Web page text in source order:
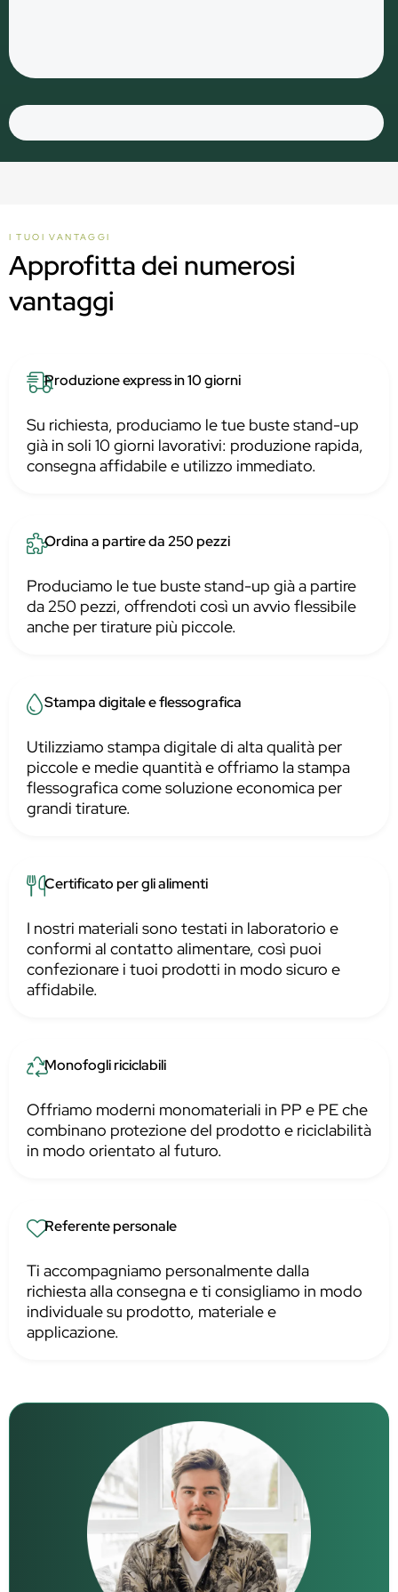
I TUOI VANTAGGI
Approfitta dei numerosi
vantaggi
Produzione express in 10 giorni
Su richiesta, produciamo le tue buste stand-up
già in soli 10 giorni lavorativi: produzione rapida,
consegna affidabile e utilizzo immediato.
Ordina a partire da 250 pezzi
Produciamo le tue buste stand-up già a partire
da 250 pezzi, offrendoti così un avvio flessibile
anche per tirature più piccole.
Stampa digitale e flessografica
Utilizziamo stampa digitale di alta qualità per
piccole e medie quantità e offriamo la stampa
flessografica come soluzione economica per
grandi tirature.
Certificato per gli alimenti
I nostri materiali sono testati in laboratorio e
conformi al contatto alimentare, così puoi
confezionare i tuoi prodotti in modo sicuro e
affidabile.
Monofogli riciclabili
Offriamo moderni monomateriali in PP e PE che
combinano protezione del prodotto e riciclabilità
in modo orientato al futuro.
Referente personale
Ti accompagniamo personalmente dalla
richiesta alla consegna e ti consigliamo in modo
individuale su prodotto, materiale e
applicazione.